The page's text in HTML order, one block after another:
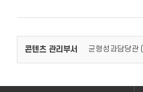
콘텐츠 관리부서 균형성과담당관 (